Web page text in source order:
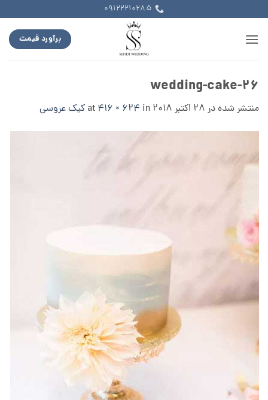
to
content
09122210285
برآورد قیمت
wedding-cake-26
منتشر شده در 28 اکتبر 2018 416 × 624 in کیک عروسی